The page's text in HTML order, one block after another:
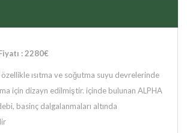
: 2280€
ısıtma ve soğutma suyu devrelerinde
için dizayn edilmiştir. içinde bulunan ALPHA
basinç dalgalanmaları altında